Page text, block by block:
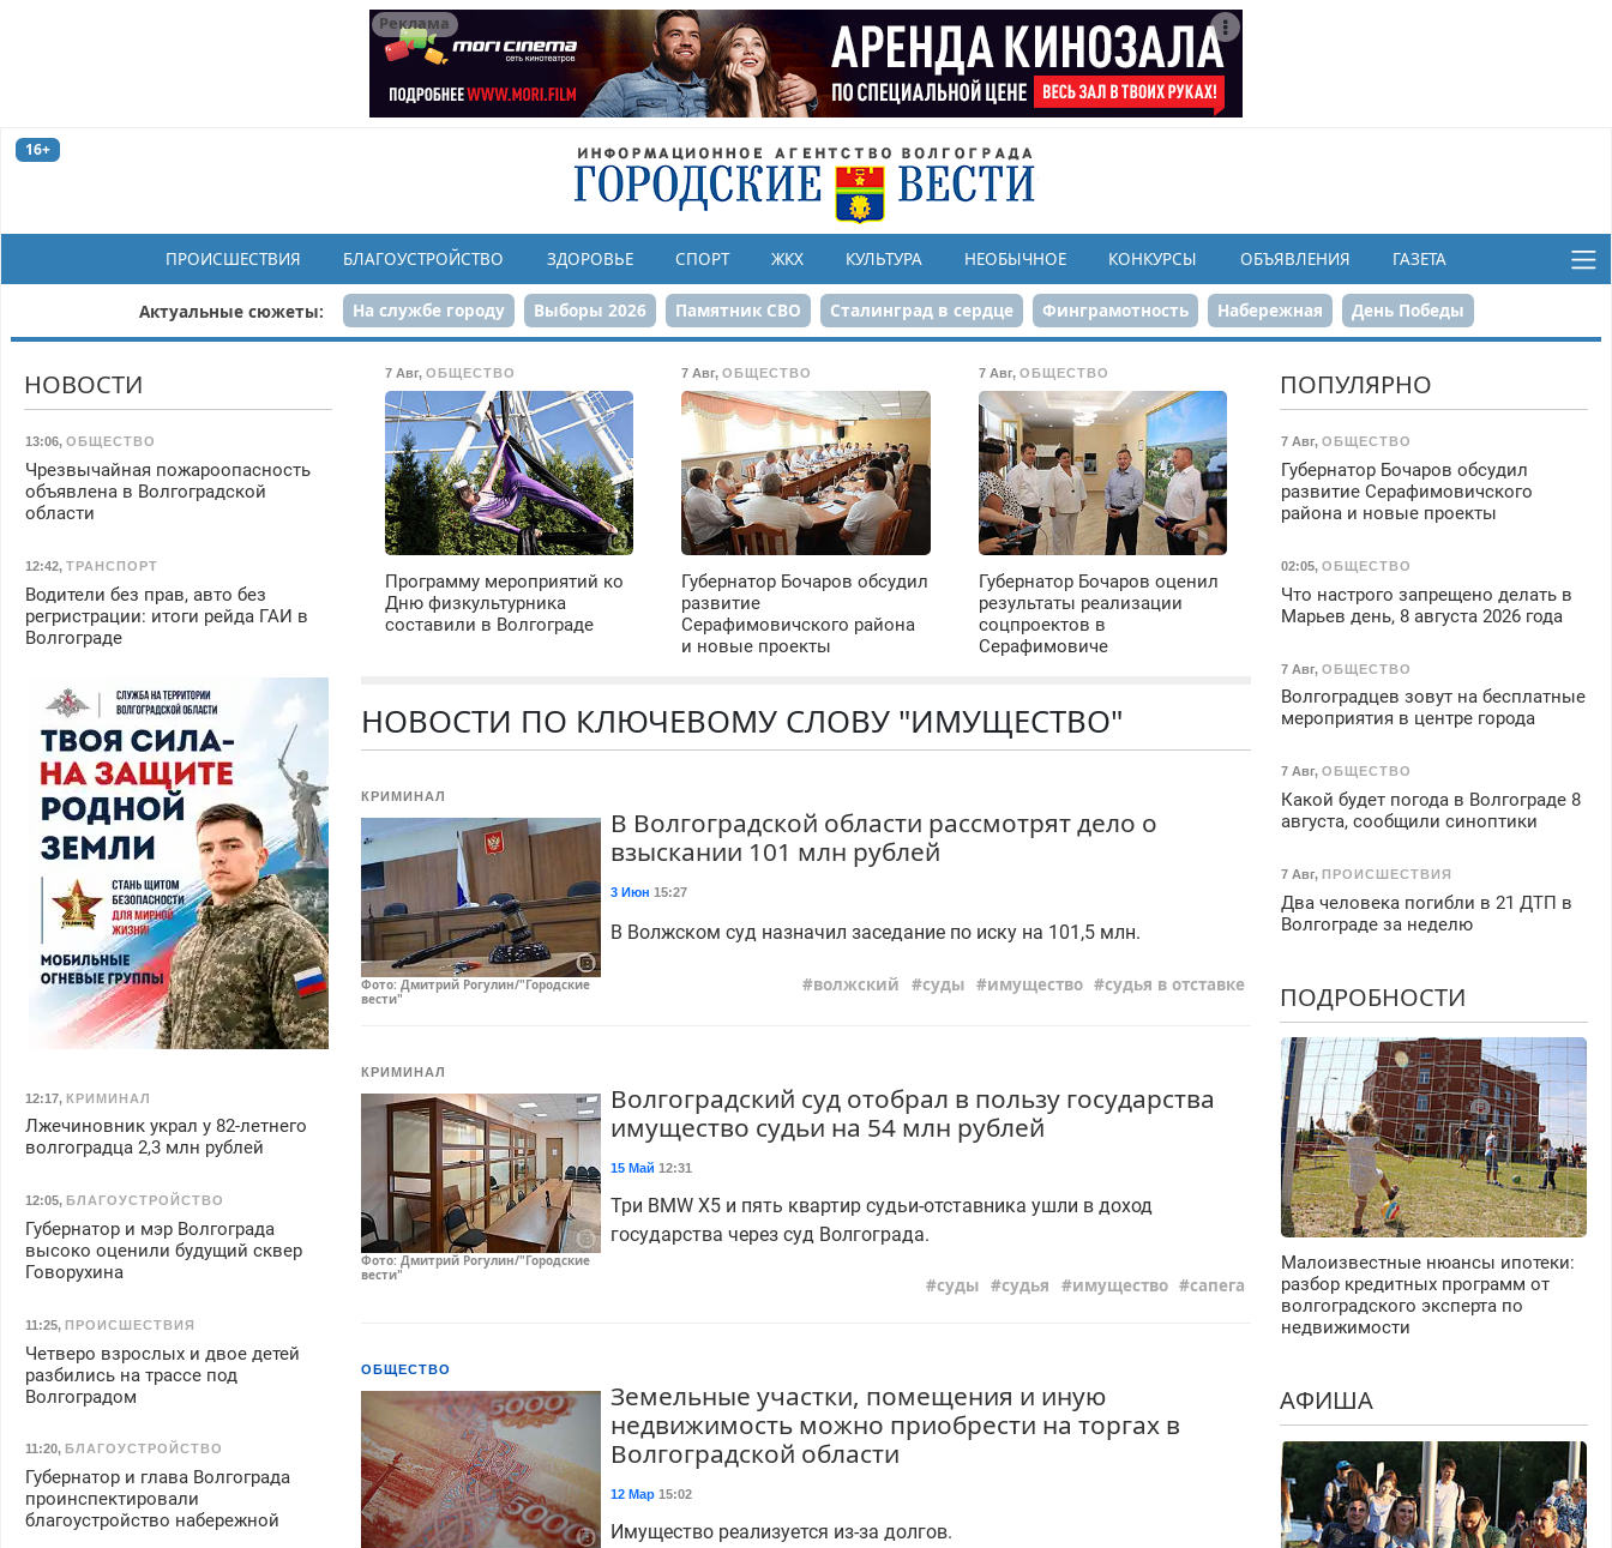
Реклама
16+
ПРОИСШЕСТВИЯ БЛАГОУСТРОЙСТВО ЗДОРОВЬЕ СПОРТ ЖКХ КУЛЬТУРА НЕОБЫЧНОЕ КОНКУРСЫ ОБЪЯВЛЕНИЯ ГАЗЕТА
Актуальные сюжеты: На службе городу Выборы 2026 Памятник СВО Сталинград в сердце Финграмотность Набережная День Победы
Реконструкция ЦПКиО 80-летие Победы Парк Героев-летчиков
7 Авг,ОБЩЕСТВО
Программу мероприятий ко
Дню физкультурника
составили в Волгограде
7 Авг,ОБЩЕСТВО
Губернатор Бочаров обсудил
развитие
Серафимовичского района
и новые проекты
7 Авг, ОБЩЕСТВО
Губернатор Бочаров оценил
результаты реализации
соцпроектов в
Серафимовиче
НОВОСТИ ПО КЛЮЧЕВОМУ СЛОВУ "ИМУЩЕСТВО"
КРИМИНАЛ
Фото: Дмитрий Рогулин/"Городские
вести"
В Волгоградской области рассмотрят дело о
взыскании 101 млн рублей
3 Июн 15:27
В Волжском суд назначил заседание по иску на 101,5 млн.
волжский суды имущество судья в отставке
КРИМИНАЛ
Фото: Дмитрий Рогулин/"Городские
вести"
Волгоградский суд отобрал в пользу государства
имущество судьи на 54 млн рублей
15 Май 12:31
Три BMW X5 и пять квартир судьи-отставника ушли в доход
государства через суд Волгограда.
суды судья имущество сапега
ОБЩЕСТВО
Земельные участки, помещения и иную
недвижимость можно приобрести на торгах в
Волгоградской области
12 Мар 15:02
Имущество реализуется из-за долгов.
НОВОСТИ
13:06, ОБЩЕСТВО
Чрезвычайная пожароопасность
объявлена в Волгоградской
области
12:42, ТРАНСПОРТ
Водители без прав, авто без
регристрации: итоги рейда ГАИ в
Волгограде
12:17, КРИМИНАЛ
Лжечиновник украл у 82-летнего
волгоградца 2,3 млн рублей
12:05, БЛАГОУСТРОЙСТВО
Губернатор и мэр Волгограда
высоко оценили будущий сквер
Говорухина
11:25, ПРОИСШЕСТВИЯ
Четверо взрослых и двое детей
разбились на трассе под
Волгоградом
11:20, БЛАГОУСТРОЙСТВО
Губернатор и глава Волгограда
проинспектировали
благоустройство набережной
ПОПУЛЯРНО
7 Авг, ОБЩЕСТВО
Губернатор Бочаров обсудил
развитие Серафимовичского
района и новые проекты
02:05, ОБЩЕСТВО
Что настрого запрещено делать в
Марьев день, 8 августа 2026 года
7 Авг, ОБЩЕСТВО
Волгоградцев зовут на бесплатные
мероприятия в центре города
7 Авг, ОБЩЕСТВО
Какой будет погода в Волгограде 8
августа, сообщили синоптики
7 Авг, ПРОИСШЕСТВИЯ
Два человека погибли в 21 ДТП в
Волгограде за неделю
ПОДРОБНОСТИ
Малоизвестные нюансы ипотеки:
разбор кредитных программ от
волгоградского эксперта по
недвижимости
АФИША